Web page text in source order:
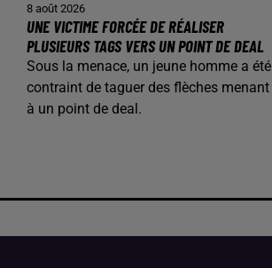
8 août 2026
UNE VICTIME FORCÉE DE RÉALISER
PLUSIEURS TAGS VERS UN POINT DE DEAL
Sous la menace, un jeune homme a été
contraint de taguer des flèches menant
à un point de deal.